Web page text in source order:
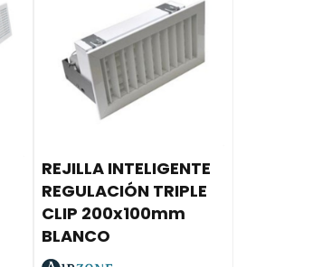
REJILLA INTELIGENTE
REGULACIÓN TRIPLE
CLIP 200x100mm
BLANCO